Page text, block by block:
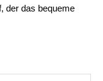
der das bequeme